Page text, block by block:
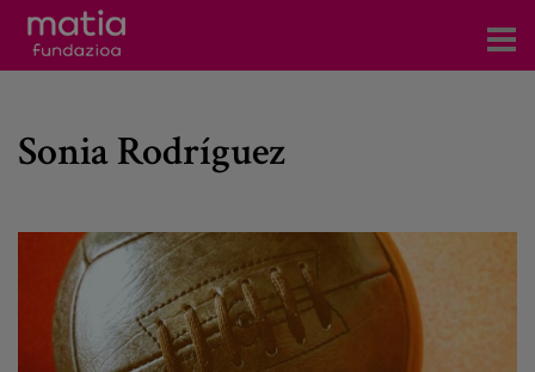
Servicios
Contacto
Noticias
Sonia Rodríguez